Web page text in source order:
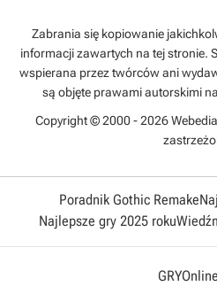
Zabrania się kopiowanie
informacji zawartych na tej stronie.
wspierana przez twórców ani
są objęte prawami autorskimi
Copyright © 2000 - 2026
Poradnik Gothic Remake
Najlepsze gry 2025 roku